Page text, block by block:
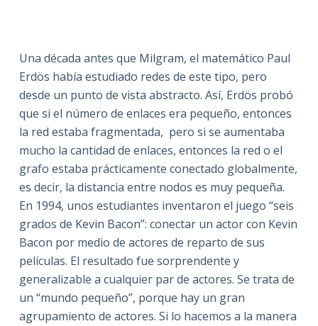
Una década antes que Milgram, el matemático Paul
Erdös había estudiado redes de este tipo, pero
desde un punto de vista abstracto. Así, Erdös probó
que si el número de enlaces era pequeño, entonces
la red estaba fragmentada, pero si se aumentaba
mucho la cantidad de enlaces, entonces la red o el
grafo estaba prácticamente conectado globalmente,
es decir, la distancia entre nodos es muy pequeña.
En 1994, unos estudiantes inventaron el juego “seis
grados de Kevin Bacon”: conectar un actor con Kevin
Bacon por medio de actores de reparto de sus
películas. El resultado fue sorprendente y
generalizable a cualquier par de actores. Se trata de
un “mundo pequeño”, porque hay un gran
agrupamiento de actores. Si lo hacemos a la manera